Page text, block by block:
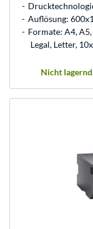
Auflösung:
Formate: A4,
Legal, Letter,
Nicht